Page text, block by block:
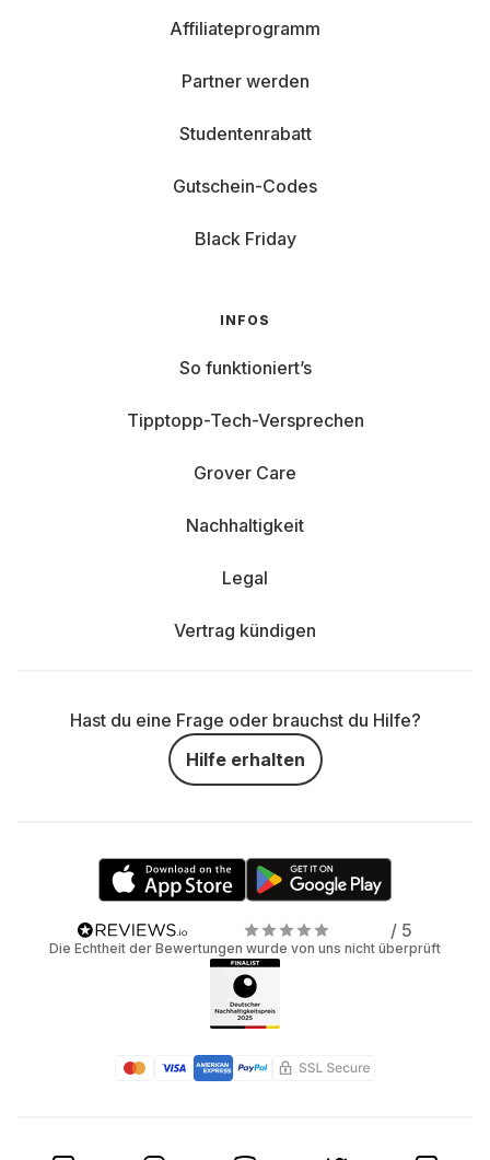
Affiliateprogramm
Partner werden
Studentenrabatt
Gutschein-Codes
Black Friday
INFOS
So funktioniert’s
Tipptopp-Tech-Versprechen
Grover Care
Nachhaltigkeit
Legal
Vertrag kündigen
Hast du eine Frage oder brauchst du Hilfe?
Hilfe erhalten
/ 5
Die Echtheit der Bewertungen wurde von uns nicht überprüft